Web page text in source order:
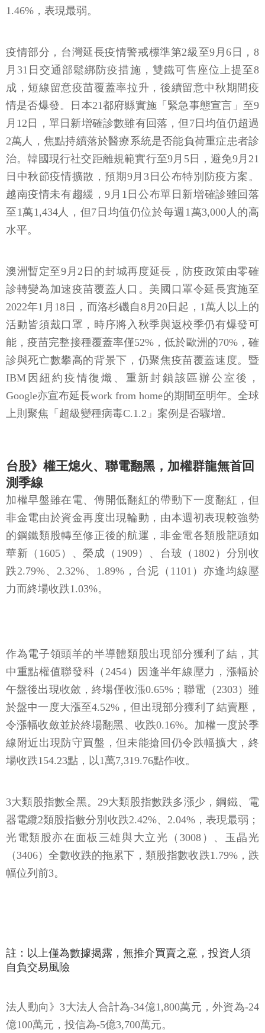
1.46%，表現最弱。
疫情部分，台灣延長疫情警戒標準第2級至9月6日，8
月31日交通部鬆綁防疫措施，雙鐵可售座位上提至8
成，短線留意疫苗覆蓋率拉升，後續留意中秋期間疫
情是否爆發。日本21都府縣實施「緊急事態宣言」至9
月12日，單日新增確診數雖有回落，但7日均值仍超過
2萬人，焦點持續落於醫療系統是否能負荷重症患者診
治。韓國現行社交距離規範實行至9月5日，避免9月21
日中秋節疫情擴散，預期9月3日公布特別防疫方案。
越南疫情未有趨緩，9月1日公布單日新增確診雖回落
至1萬1,434人，但7日均值仍位於每週1萬3,000人的高
水平。
澳洲暫定至9月2日的封城再度延長，防疫政策由零確
診轉變為加速疫苗覆蓋人口。美國口罩令延長實施至
2022年1月18日，而洛杉磯自8月20日起，1萬人以上的
活動皆須戴口罩，時序將入秋季與返校季仍有爆發可
能，疫苗完整接種覆蓋率僅52%，低於歐洲的70%，確
診與死亡數攀高的背景下，仍聚焦疫苗覆蓋速度。暨
IBM因紐約疫情復熾、重新封鎖該區辦公室後，
Google亦宣布延長work from home的期間至明年。全球
上則聚焦「超級變種病毒C.1.2」案例是否驟增。
台股》權王熄火、聯電翻黑，加權群龍無首回
測季線
加權早盤雖在電、傳開低翻紅的帶動下一度翻紅，但
非金電由於資金再度出現輪動，由本週初表現較強勢
的鋼鐵類股轉至修正後的航運，非金電各類股龍頭如
華新（1605）、榮成（1909）、台玻（1802）分別收
跌2.79%、2.32%、1.89%，台泥（1101）亦逢均線壓
力而終場收跌1.03%。
作為電子領頭羊的半導體類股出現部分獲利了結，其
中重點權值聯發科（2454）因逢半年線壓力，漲幅於
午盤後出現收斂，終場僅收漲0.65%；聯電（2303）雖
於盤中一度大漲至4.52%，但出現部分獲利了結賣壓，
令漲幅收斂並於終場翻黑、收跌0.16%。加權一度於季
線附近出現防守買盤，但未能搶回仍令跌幅擴大，終
場收跌154.23點，以1萬7,319.76點作收。
3大類股指數全黑。29大類股指數跌多漲少，鋼鐵、電
器電纜2類股指數分別收跌2.42%、2.04%，表現最弱；
光電類股亦在面板三雄與大立光（3008）、玉晶光
（3406）全數收跌的拖累下，類股指數收跌1.79%，跌
幅位列前3。
註：以上僅為數據揭露，無推介買賣之意，投資人須
自負交易風險
法人動向》3大法人合計為-34億1,800萬元，外資為-24
億100萬元，投信為-5億3,700萬元。